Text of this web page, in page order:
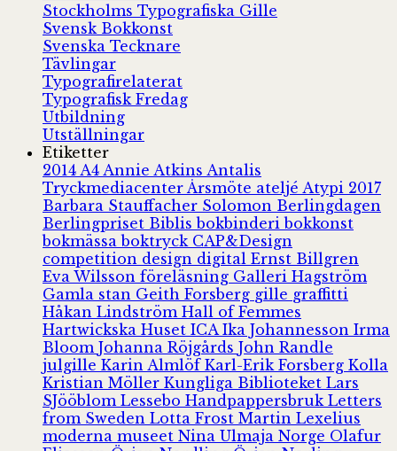
Stockholms Typografiska Gille
Svensk Bokkonst
Svenska Tecknare
Tävlingar
Typografirelaterat
Typografisk Fredag
Utbildning
Utställningar
Etiketter
2014 A4 Annie Atkins Antalis
Tryckmediacenter Årsmöte ateljé Atypi 2017
Barbara Stauffacher Solomon Berlingdagen
Berlingpriset Biblisbokbinderibokkonst
bokmässaboktryck CAP&Design
competition design digital Ernst Billgren
Eva Wilsson föreläsning Galleri Hagström
Gamla stan Geith Forsberg gille graffitti
Håkan Lindström Hall of Femmes
Hartwickska Huset ICA Ika Johannesson Irma
Bloom Johanna Röjgårds John Randle
julgille Karin Almlöf Karl-Erik Forsberg Kolla
Kristian Möller Kungliga Biblioteket Lars
SJööblom Lessebo Handpappersbruk Letters
from Sweden Lotta Frost Martin Lexelius
moderna museet Nina Ulmaja Norge Olafur